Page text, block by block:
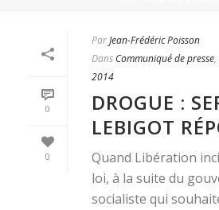
0
0
ParJean-Frédéric Poisson
Dans Communiqué de presse,
2014
DROGUE :
LEBIGOT
Quand Libération
loi, à la suite du
socialiste qui